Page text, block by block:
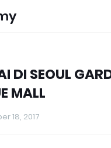
DI SEOUL
MALL
18, 2017